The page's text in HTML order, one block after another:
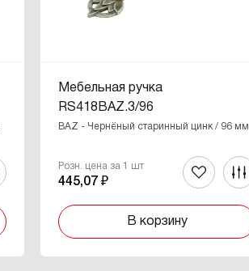
Мебельная ручка
RS418BAZ.3/96
BAZ - Чернёный старинный цинк / 96 мм
Розн. цена за 1 шт
445,07 ₽
В корзину